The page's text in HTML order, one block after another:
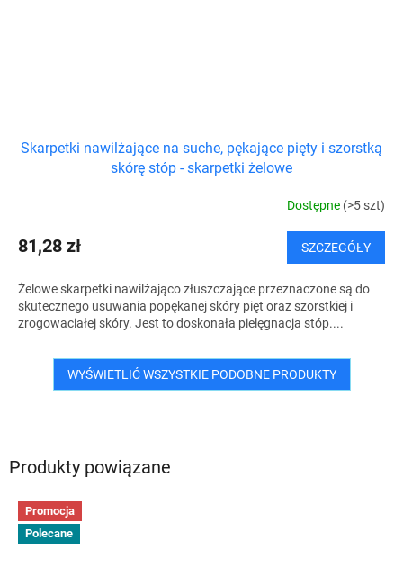
Produkty powiązane
Promocja
Polecane
Skarpetki nawilżające na suche, pękające pięty i szorstką
skórę stóp - skarpetki żelowe
Dostępne (>5 szt)
81,28 zł SZCZEGÓŁY
Żelowe skarpetki nawilżająco złuszczające przeznaczone są do
skutecznego usuwania popękanej skóry pięt oraz szorstkiej i
zrogowaciałej skóry. Jest to doskonała pielęgnacja stóp....
WYŚWIETLIĆ WSZYSTKIE PODOBNE PRODUKTY